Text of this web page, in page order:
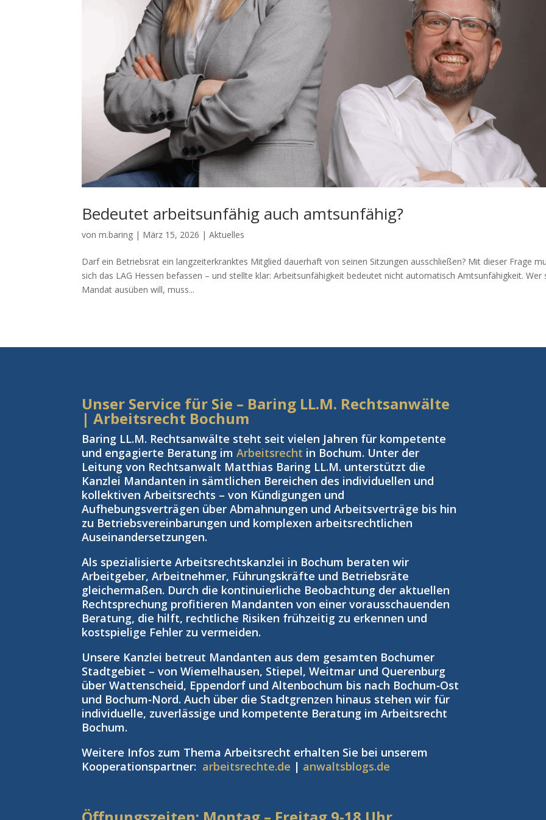
Bedeutet arbeitsunfähig auch amtsunfähig?
vonm.baring | März 15, 2026 |Aktuelles
Darf ein Betriebsrat ein langzeiterkranktes Mitglied dauerhaft von seinen Sitzungen ausschließen? Mit dieser Frage
sich das LAG Hessen befassen – und stellte klar: Arbeitsunfähigkeit bedeutet nicht automatisch Amtsunfähigkeit. Wer
Mandat ausüben will, muss...
Unser Service für Sie – Baring LL.M. Rechtsanwälte
| Arbeitsrecht Bochum
Baring LL.M. Rechtsanwälte steht seit vielen Jahren für kompetente
und engagierte Beratung imArbeitsrecht in Bochum. Unter der
Leitung von Rechtsanwalt Matthias Baring LL.M. unterstützt die
Kanzlei Mandanten in sämtlichen Bereichen des individuellen und
kollektiven Arbeitsrechts – von Kündigungen und
Aufhebungsverträgen über Abmahnungen und Arbeitsverträge bis hin
zu Betriebsvereinbarungen und komplexen arbeitsrechtlichen
Auseinandersetzungen.
Als spezialisierte Arbeitsrechtskanzlei in Bochum beraten wir
Arbeitgeber, Arbeitnehmer, Führungskräfte und Betriebsräte
gleichermaßen. Durch die kontinuierliche Beobachtung der aktuellen
Rechtsprechung profitieren Mandanten von einer vorausschauenden
Beratung, die hilft, rechtliche Risiken frühzeitig zu erkennen und
kostspielige Fehler zu vermeiden.
Unsere Kanzlei betreut Mandanten aus dem gesamten Bochumer
Stadtgebiet – von Wiemelhausen, Stiepel, Weitmar und Querenburg
über Wattenscheid, Eppendorf und Altenbochum bis nach Bochum‑Ost
und Bochum‑Nord. Auch über die Stadtgrenzen hinaus stehen wir für
individuelle, zuverlässige und kompetente Beratung im Arbeitsrecht
Bochum.
Weitere Infos zum Thema Arbeitsrecht erhalten Sie bei unserem
Kooperationspartner: arbeitsrechte.de | anwaltsblogs.de